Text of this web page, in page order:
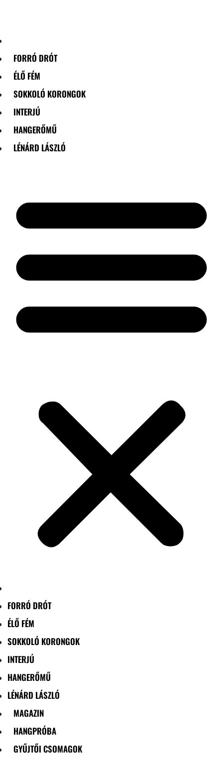
FORRÓ DRÓT
ÉLŐ FÉM
SOKKOLÓ KORONGOK
INTERJÚ
HANGERŐMŰ
LÉNÁRD LÁSZLÓ
FORRÓ DRÓT
ÉLŐ FÉM
SOKKOLÓ KORONGOK
INTERJÚ
HANGERŐMŰ
LÉNÁRD LÁSZLÓ
MAGAZIN
HANGPRÓBA
GYŰJTŐI CSOMAGOK